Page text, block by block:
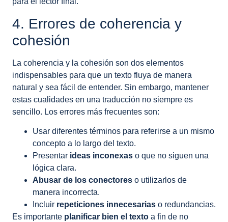
4. Errores de coherencia y
cohesión
La coherencia y la cohesión son dos elementos
indispensables para que un texto fluya de manera
natural y sea fácil de entender. Sin embargo, mantener
estas cualidades en una traducción no siempre es
sencillo. Los errores más frecuentes son:
Usar diferentes términos para referirse a un mismo
concepto a lo largo del texto.
Presentar ideas inconexas o que no siguen una
lógica clara.
Abusar de los conectores o utilizarlos de
manera incorrecta.
Incluir repeticiones innecesarias o redundancias.
Es importante planificar bien el texto a fin de no